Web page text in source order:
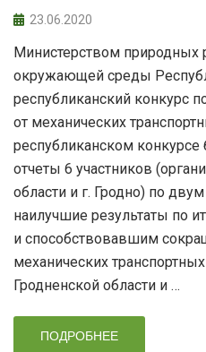
23.06.2020
Министерством природных
окружающей среды
республиканский конкурс
от механических
республиканском
отчеты 6 участников
области и г. Гродно) по
наилучшие результаты по
и способствовавшим
механических
Гродненской области и …
ПОДРОБНЕЕ